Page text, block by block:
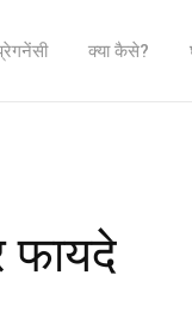
क्या कैसे?
फायदे